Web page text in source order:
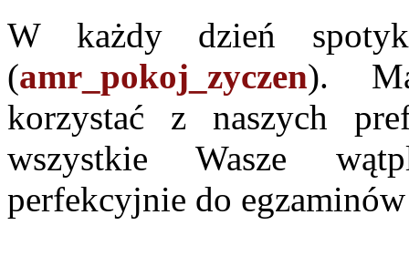
W każdy dzień
(amr_pokoj_zyczen).
korzystać z naszych
wszystkie Wasze
perfekcyjnie do